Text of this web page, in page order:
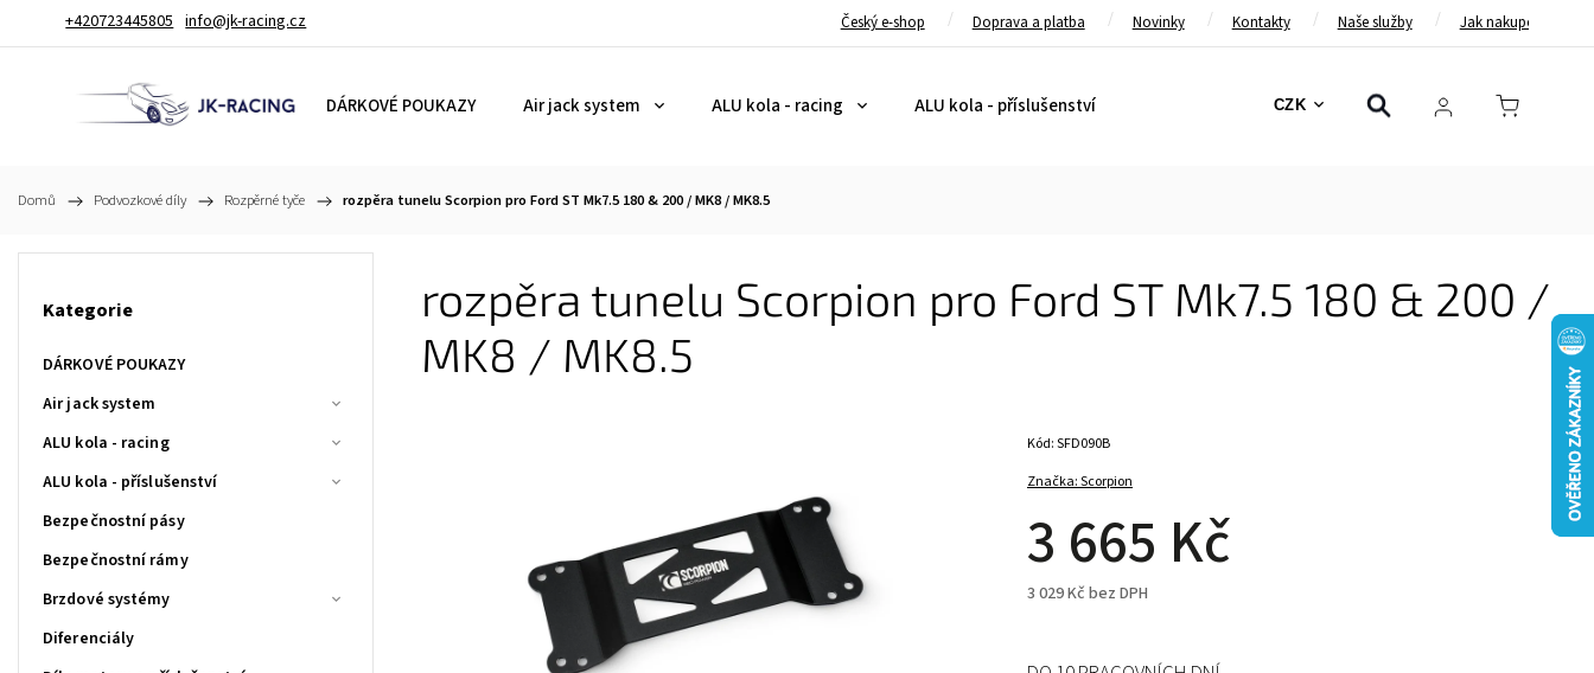
+420723445805 info@jk-racing.cz Český e-shop Doprava a platba Novinky Kontakty Naše služby Jak nakupovat
CZK
DÁRKOVÉ POUKAZY Air jack system ALU kola - racing ALU kola - příslušenství Bezpečnostní pásy Bezpečnostní rámy
Domů / Podvozkové díly / Rozpěrné tyče / rozpěra tunelu Scorpion pro Ford ST Mk7.5 180 & 200 / MK8 / MK8.5
Kategorie
DÁRKOVÉ POUKAZY
Air jack system
ALU kola - racing
ALU kola - příslušenství
Bezpečnostní pásy
Bezpečnostní rámy
Brzdové systémy
Diferenciály
rozpěra tunelu Scorpion pro Ford ST Mk7.5 180 & 200 /
MK8 / MK8.5
Značka:Scorpion
3 665 Kč
3 029 Kč bez DPH
Kód:SFD090B